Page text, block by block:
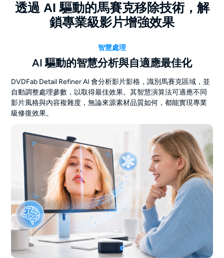
透過 AI 驅動的馬賽克移除技術，解
鎖專業級影片增強效果
智慧處理
AI 驅動的智慧分析與自適應最佳化
DVDFab Detail Refiner AI 會分析影片影格，識別馬賽克區域，並
自動調整處理參數，以取得最佳效果。其智慧演算法可適應不同
影片風格與內容複雜度，無論來源素材品質如何，都能實現專業
級修復效果。